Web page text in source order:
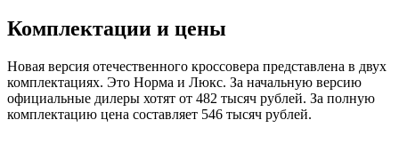
Комплектации и цены
Новая версия отечественного кроссовера представлена в двух
комплектациях. Это Норма и Люкс. За начальную версию
официальные дилеры хотят от 482 тысяч рублей. За полную
комплектацию цена составляет 546 тысяч рублей.